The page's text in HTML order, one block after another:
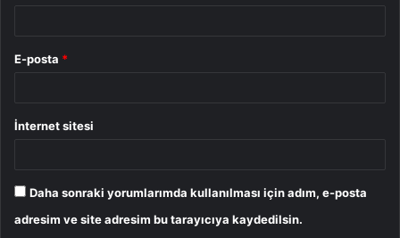
E-posta *
İnternet sitesi
Daha sonraki yorumlarımda kullanılması için adım, e-posta
adresim ve site adresim bu tarayıcıya kaydedilsin.